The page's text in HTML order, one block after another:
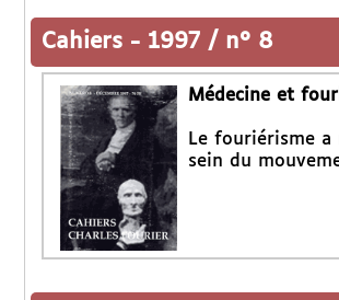
Cahiers - 1997 / n° 8
Médecine et
Le fouriérisme a
sein du